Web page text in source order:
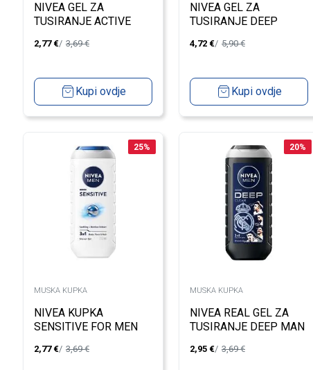
NIVEA GEL ZA
TUSIRANJE ACTIVE
2,77 € 3,69€
Kupi ovdje
NIVEA GEL ZA
TUSIRANJE DEEP
4,72 € 5,90€
Kupi ovdje
25%
MUSKA KUPKA
NIVEA KUPKA
SENSITIVE FOR MEN
2,77 € 3,69€
20%
MUSKA KUPKA
NIVEA REAL GEL ZA
TUSIRANJE DEEP MAN
2,95 € 3,69€